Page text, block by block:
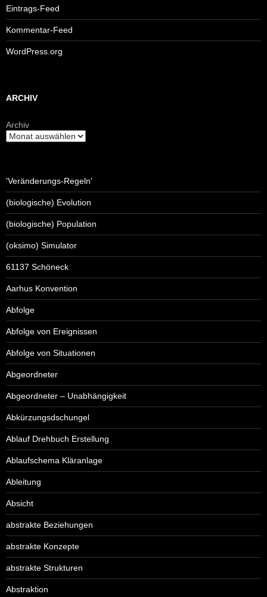
Eintrags-Feed
Kommentar-Feed
WordPress.org
ARCHIV
Archiv
'Veränderungs-Regeln'
(biologische) Evolution
(biologische) Population
(oksimo) Simulator
61137 Schöneck
Aarhus Konvention
Abfolge
Abfolge von Ereignissen
Abfolge von Situationen
Abgeordneter
Abgeordneter – Unabhängigkeit
Abkürzungsdschungel
Ablauf Drehbuch Erstellung
Ablaufschema Kläranlage
Ableitung
Absicht
abstrakte Beziehungen
abstrakte Konzepte
abstrakte Strukturen
Abstraktion